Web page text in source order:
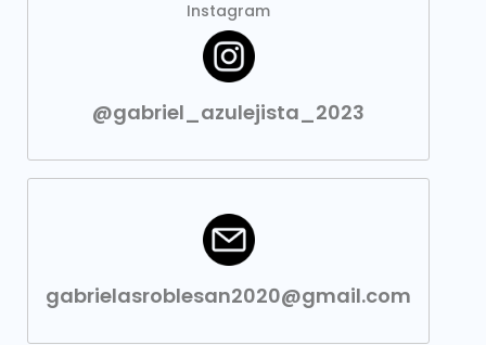
Instagram
@gabriel_azulejista_2023
gabrielasroblesan2020@gmail.com